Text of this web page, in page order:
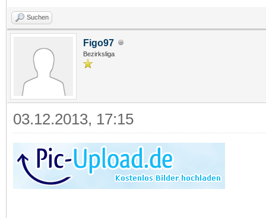
Suchen
Figo97
Bezirksliga
03.12.2013, 17:15